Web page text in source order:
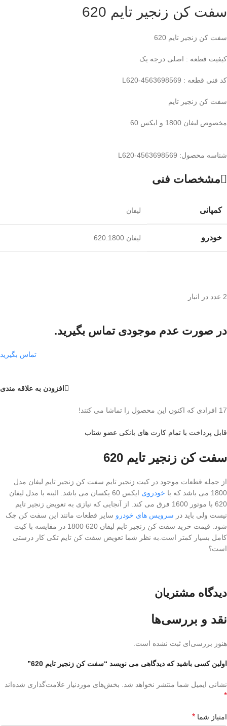
سفت کن زنجیر تایم 620
سفت کن زنجیر تایم 620
کیفیت قطعه : اصلی درجه یک
کد فنی قطعه : L620-4563698569
سفت کن زنجیر تایم
مخصوص لیفان 1800 و ایکس 60
شناسه محصول: L620-4563698569
مشخصات فنی
کمپانی لیفان
خودرو لیفان 620.1800
2 عدد در انبار
در صورت عدم موجودی تماس بگیرید.
تماس بگیرید
افزودن به علاقه مندی
17 افرادی که اکنون این محصول را تماشا می کنند!
قابل پرداخت با تمام کارت های بانکی عضو شتاب
سفت کن زنجیر تایم 620
از جمله قطعات موجود در کیت زنجیر تایم سفت کن زنجیر تایم لیفان مدل
1800 می باشد که با
خودروی
ایکس 60 یکسان می باشد. البته با مدل لیفان
620 با موتور 1600 فرق می کند. از آنجایی که نیازی به تعویض زنجیر تایم
نیست ولی باید در سرویس های خودرو سایر قطعات مانند این سفت کن چک
شود. قیمت خرید سفت کن زنجیر تایم لیفان 620 1800 در مقایسه با کیت
کامل بسیار کمتر است.به نظر شما تعویض سفت کن تایم تکی کار درستی
است؟
دیدگاه مشتریان
نقد و بررسی‌ها
هنوز بررسی‌ای ثبت نشده است.
اولین کسی باشید که دیدگاهی می نویسد “سفت کن زنجیر تایم 620”
نشانی ایمیل شما منتشر نخواهد شد. بخش‌های موردنیاز علامت‌گذاری شده‌اند
*
امتیاز شما *